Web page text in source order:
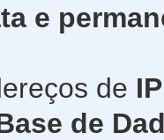
e
de
de